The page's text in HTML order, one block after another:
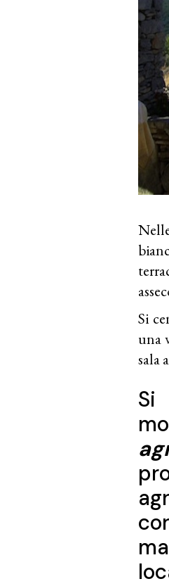
Si
una
sala
Si